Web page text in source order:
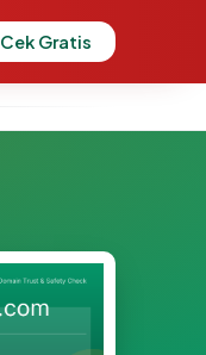
Cek Gratis